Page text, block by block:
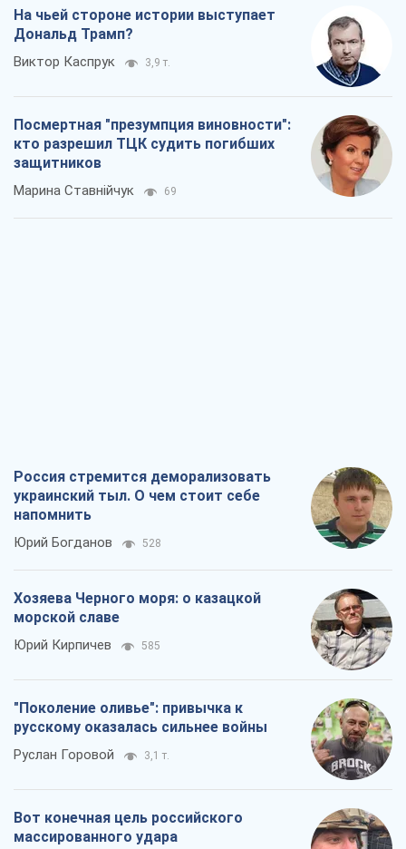
На чьей стороне истории выступает
Дональд Трамп?
Виктор Каспрук 3,9 т.
Посмертная "презумпция виновности":
кто разрешил ТЦК судить погибших
защитников
Марина Ставнійчук 69
Россия стремится деморализовать
украинский тыл. О чем стоит себе
напомнить
Юрий Богданов 528
Хозяева Черного моря: о казацкой
морской славе
Юрий Кирпичев 585
"Поколение оливье": привычка к
русскому оказалась сильнее войны
Руслан Горовой 3,1 т.
Вот конечная цель российского
массированного удара